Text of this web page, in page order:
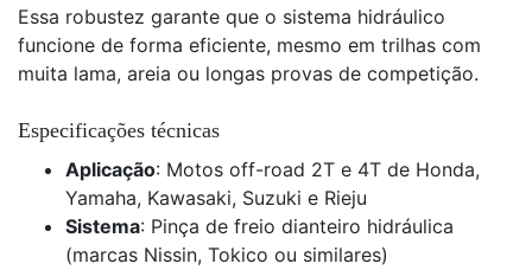
Essa robustez garante que o sistema hidráulico
funcione de forma eficiente, mesmo em trilhas com
muita lama, areia ou longas provas de competição.
Especificações técnicas
Aplicação: Motos off-road 2T e 4T de Honda,
Yamaha, Kawasaki, Suzuki e Rieju
Sistema: Pinça de freio dianteiro hidráulica
(marcas Nissin, Tokico ou similares)